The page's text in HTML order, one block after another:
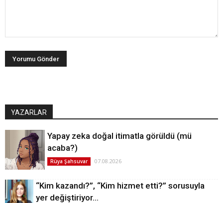
YAZARLAR
Yapay zeka doğal itimatla görüldü (mü
acaba?)
Rüya Şahsuvar 07.08.2026
“Kim kazandı?”, “Kim hizmet etti?” sorusuyla
yer değiştiriyor…